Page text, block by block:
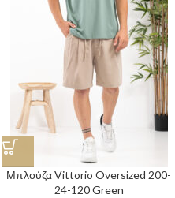
Μπλούζα Vittorio Oversized 200-
24-120 Green